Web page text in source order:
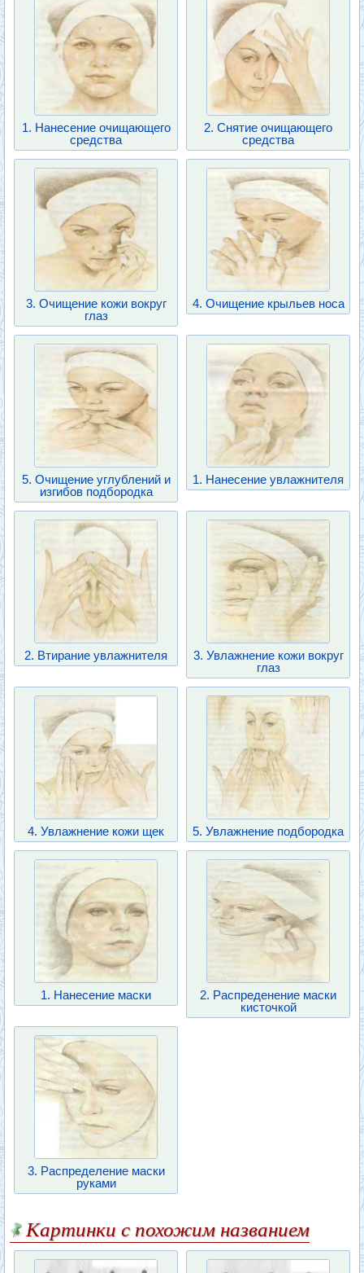
1. Нанесение очищающего
средства
2. Снятие очищающего
средства
3. Очищение кожи вокруг
глаз
4. Очищение крыльев носа
5. Очищение углублений и
изгибов подбородка
1. Нанесение увлажнителя
2. Втирание увлажнителя
3. Увлажнение кожи вокруг
глаз
4. Увлажнение кожи щек 5. Увлажнение подбородка
1. Нанесение маски
2. Распреденение маски
кисточкой
3. Распределение маски
руками
Картинки с похожим названием